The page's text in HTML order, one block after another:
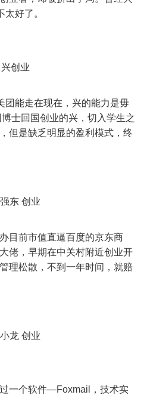
太好了。
团能走在现在，兴的能力是毋
士回国创业的兴，切入学生之
但是缺乏明显的盈利模式，终
目前市值直逼百度的京东商
佬，早期在中关村附近创业开
理松散，不到一年时间，就赔
一个软件—Foxmail，技术实